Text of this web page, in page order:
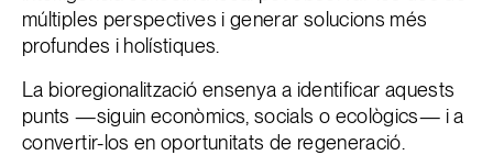
múltiples perspectives i generar solucions més
profundes i holístiques.
La bioregionalització ensenya a identificar aquests
punts —siguin econòmics, socials o ecològics— i a
convertir-los en oportunitats de regeneració.